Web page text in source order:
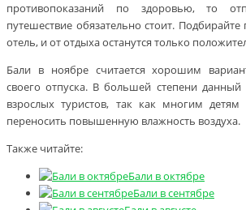
противопоказаний по здоровью, то
путешествие обязательно стоит.
отель, и от отдыха останутся только
Бали в ноябре считается хорошим
своего отпуска. В большей степени данный
взрослых туристов, так как многим
переносить повышенную влажность воздуха.
Также читайте:
Бали в октябре
Бали в сентябре